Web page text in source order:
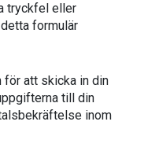
tryckfel eller
formulär
för att skicka in din
till din
inom